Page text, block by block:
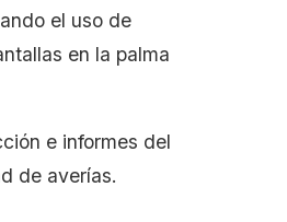
el uso de
en la palma
e informes del
de averías.